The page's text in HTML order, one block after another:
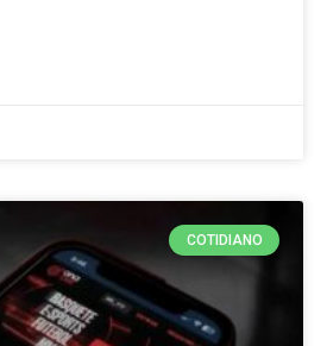
COTIDIANO